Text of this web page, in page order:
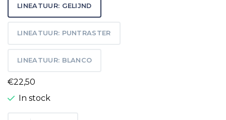
LINEATUUR: GELIJND
LINEATUUR: PUNTRASTER
LINEATUUR: BLANCO
€22,50
In stock